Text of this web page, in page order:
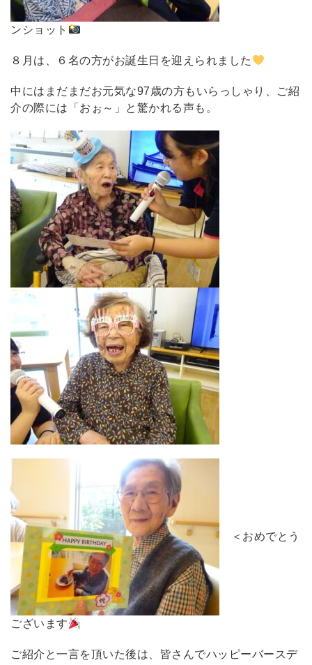
ンショット
８月は、６名の方がお誕生日を迎えられました
中にはまだまだお元気な97歳の方もいらっしゃり、ご紹
介の際には「おぉ～」と驚かれる声も。
＜おめでとう
ございます
ご紹介と一言を頂いた後は、皆さんでハッピーバースデ